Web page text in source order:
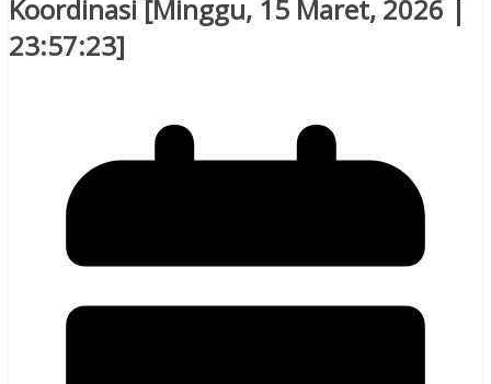
Koordinasi [Minggu, 15 Maret, 2026 |
23:57:23]